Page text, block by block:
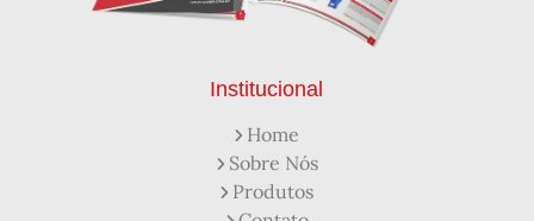
Capa de Chuva Pvc Preta C/ Forro e Capuz
Como Protetor Solar Funciona
Creme Protetor da Pele
Creme Protetor para Pele
Desengraxante Industrial
Institucional
Home
Sobre Nós
Produtos